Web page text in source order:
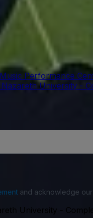
Performance
University -
and acknowledge our
University -